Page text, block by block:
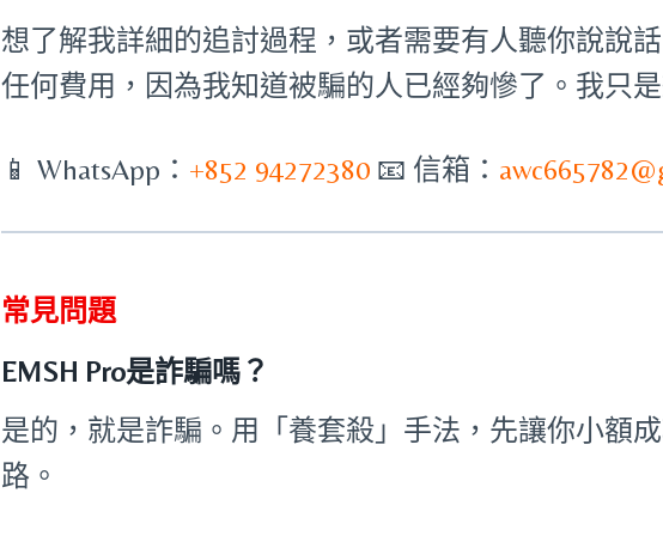
想了解我詳細的追討過程，或者需要有人聽你說說
任何費用，因為我知道被騙的人已經夠慘了。我只
📱 WhatsApp： +852 94272380 📧 信箱：
常見問題
EMSH Pro是詐騙嗎？
是的，就是詐騙。用「養套殺」手法，先讓你小額
路。